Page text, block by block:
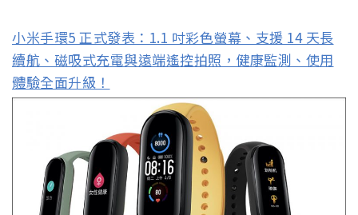
小米手環5 正式發表：1.1 吋彩色螢幕、支援 14 天長
續航、磁吸式充電與遠端遙控拍照，健康監測、使用
體驗全面升級！